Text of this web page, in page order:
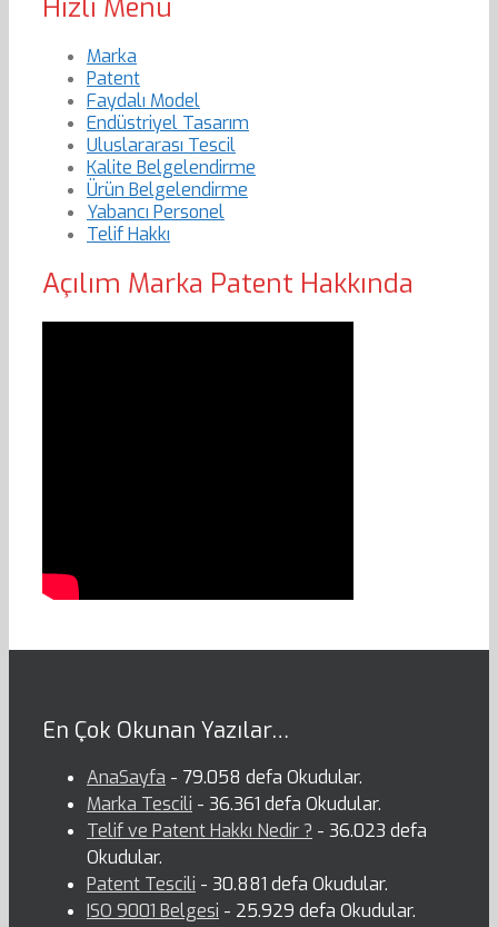
Hızlı Menu
Marka
Patent
Faydalı Model
Endüstriyel Tasarım
Uluslararası Tescil
Kalite Belgelendirme
Ürün Belgelendirme
Yabancı Personel
Telif Hakkı
Açılım Marka Patent Hakkında
En Çok Okunan Yazılar…
AnaSayfa - 79.058 defa Okudular.
Marka Tescili - 36.361 defa Okudular.
Telif ve Patent Hakkı Nedir ? - 36.023 defa
Okudular.
Patent Tescili - 30.881 defa Okudular.
ISO 9001 Belgesi - 25.929 defa Okudular.